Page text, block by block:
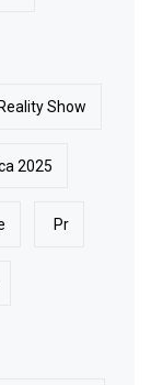
Show
2025
Pr